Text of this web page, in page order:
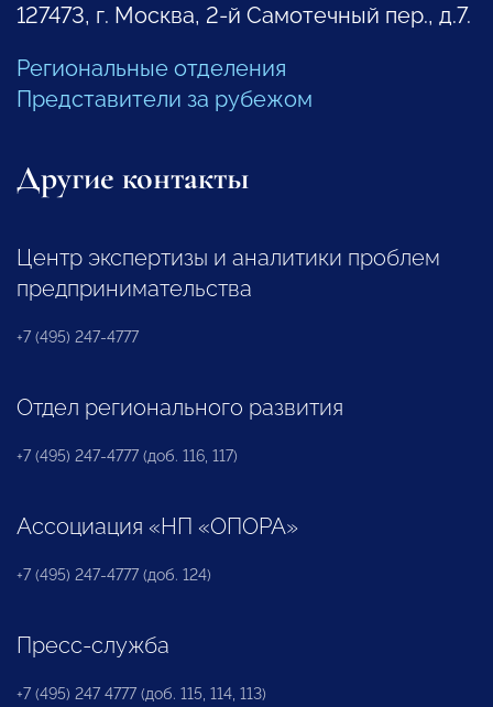
127473, г. Москва, 2-й Самотечный пер., д.7.
Региональные отделения
Представители за рубежом
Другие контакты
Центр экспертизы и аналитики проблем
предпринимательства
+7 (495) 247-4777
Отдел регионального развития
+7 (495) 247-4777 (доб. 116, 117)
Ассоциация «НП «ОПОРА»
+7 (495) 247-4777 (доб. 124)
Пресс-служба
+7 (495) 247 4777 (доб. 115, 114, 113)